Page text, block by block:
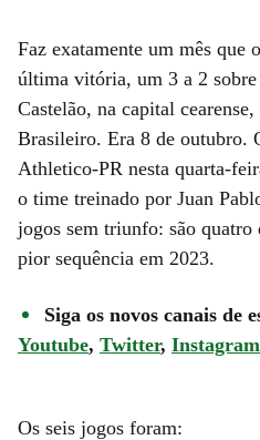
Faz exatamente um mês que
última vitória, um 3 a 2
Castelão, na capital
Brasileiro. Era 8 de outubro.
Athletico-PR nesta quarta-
o time treinado por Juan
jogos sem triunfo: são quatro
pior sequência em 2023.
Siga os novos canais de
Youtube, Twitter, Instagram
Os seis jogos foram: